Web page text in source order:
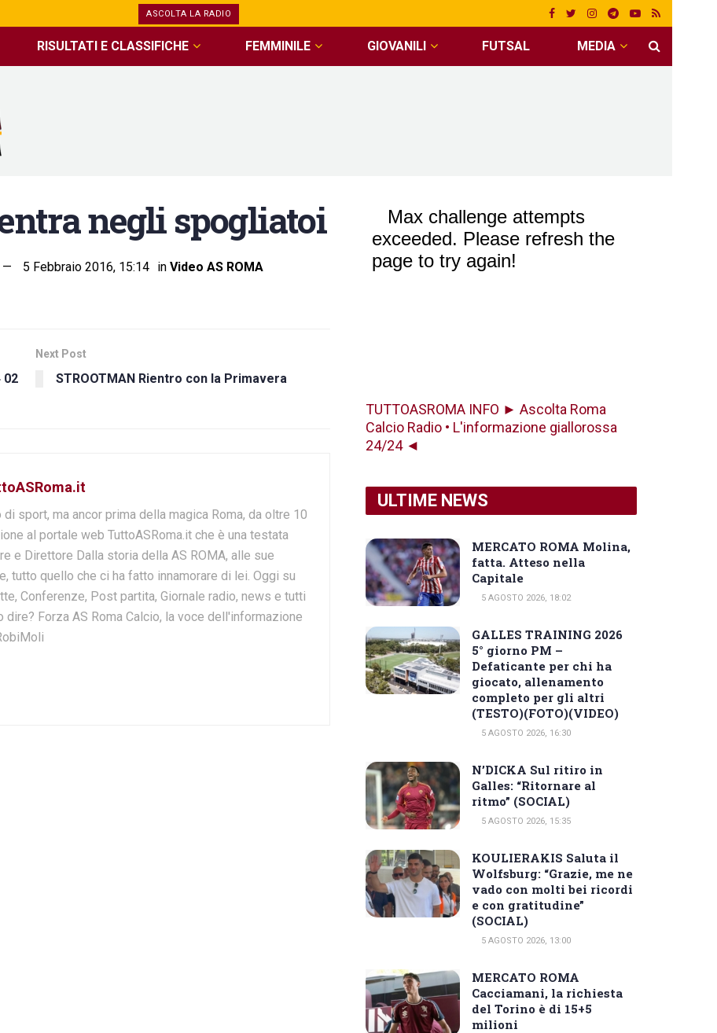
ASCOLTA LA RADIO
RISULTATI E CLASSIFICHE FEMMINILE GIOVANILI FUTSAL MEDIA
negli spogliatoi
5 Febbraio 2016, 15:14 in Video AS ROMA
02
Next Post
STROOTMAN Rientro con la Primavera
sport, ma ancor prima della magica Roma, da oltre 10
al portale web TuttoASRoma.it che è una testata
e Direttore Dalla storia della AS ROMA, alle sue
tutto quello che ci ha fatto innamorare di lei. Oggi su
Conferenze, Post partita, Giornale radio, news e tutti
Forza AS Roma Calcio, la voce dell'informazione
TUTTOASROMA INFO ► Ascolta Roma
Calcio Radio • L'informazione giallorossa
24/24 ◄
ULTIME NEWS
MERCATO ROMA Molina,
fatta. Atteso nella
Capitale
5 AGOSTO 2026, 18:02
GALLES TRAINING 2026
5° giorno PM –
Defaticante per chi ha
giocato, allenamento
completo per gli altri
(TESTO)(FOTO)(VIDEO)
5 AGOSTO 2026, 16:30
N’DICKA Sul ritiro in
Galles: “Ritornare al
ritmo” (SOCIAL)
5 AGOSTO 2026, 15:35
KOULIERAKIS Saluta il
Wolfsburg: “Grazie, me ne
vado con molti bei ricordi
e con gratitudine”
(SOCIAL)
5 AGOSTO 2026, 13:00
MERCATO ROMA
Cacciamani, la richiesta
del Torino è di 15+5
milioni